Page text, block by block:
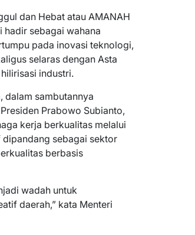
dan Hebat atau AMANAH
hadir sebagai wahana
pada inovasi teknologi,
selaras dengan Asta
industri.
dalam sambutannya
Prabowo Subianto,
kerja berkualitas melalui
sebagai sektor
berbasis
wadah untuk
daerah,” kata Menteri